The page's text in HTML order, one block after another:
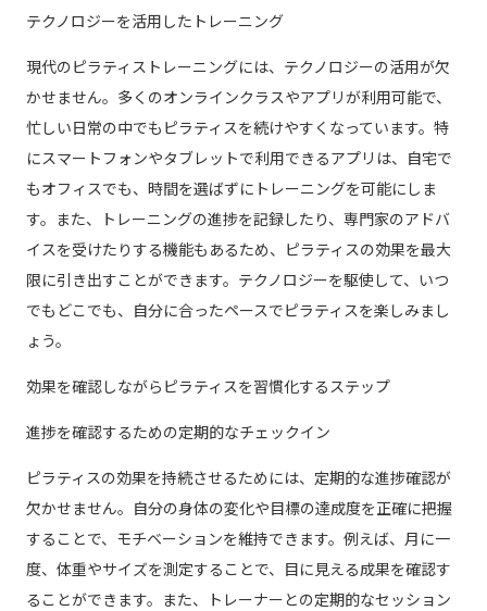
テクノロジーを活用したトレーニング
現代のピラティストレーニングには、テクノロジーの活用が欠
かせません。多くのオンラインクラスやアプリが利用可能で、
忙しい日常の中でもピラティスを続けやすくなっています。特
にスマートフォンやタブレットで利用できるアプリは、自宅で
もオフィスでも、時間を選ばずにトレーニングを可能にしま
す。また、トレーニングの進捗を記録したり、専門家のアドバ
イスを受けたりする機能もあるため、ピラティスの効果を最大
限に引き出すことができます。テクノロジーを駆使して、いつ
でもどこでも、自分に合ったペースでピラティスを楽しみまし
ょう。
効果を確認しながらピラティスを習慣化するステップ
進捗を確認するための定期的なチェックイン
ピラティスの効果を持続させるためには、定期的な進捗確認が
欠かせません。自分の身体の変化や目標の達成度を正確に把握
することで、モチベーションを維持できます。例えば、月に一
度、体重やサイズを測定することで、目に見える成果を確認す
ることができます。また、トレーナーとの定期的なセッション